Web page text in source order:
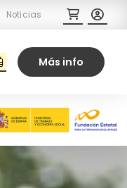
Noticias
Más info